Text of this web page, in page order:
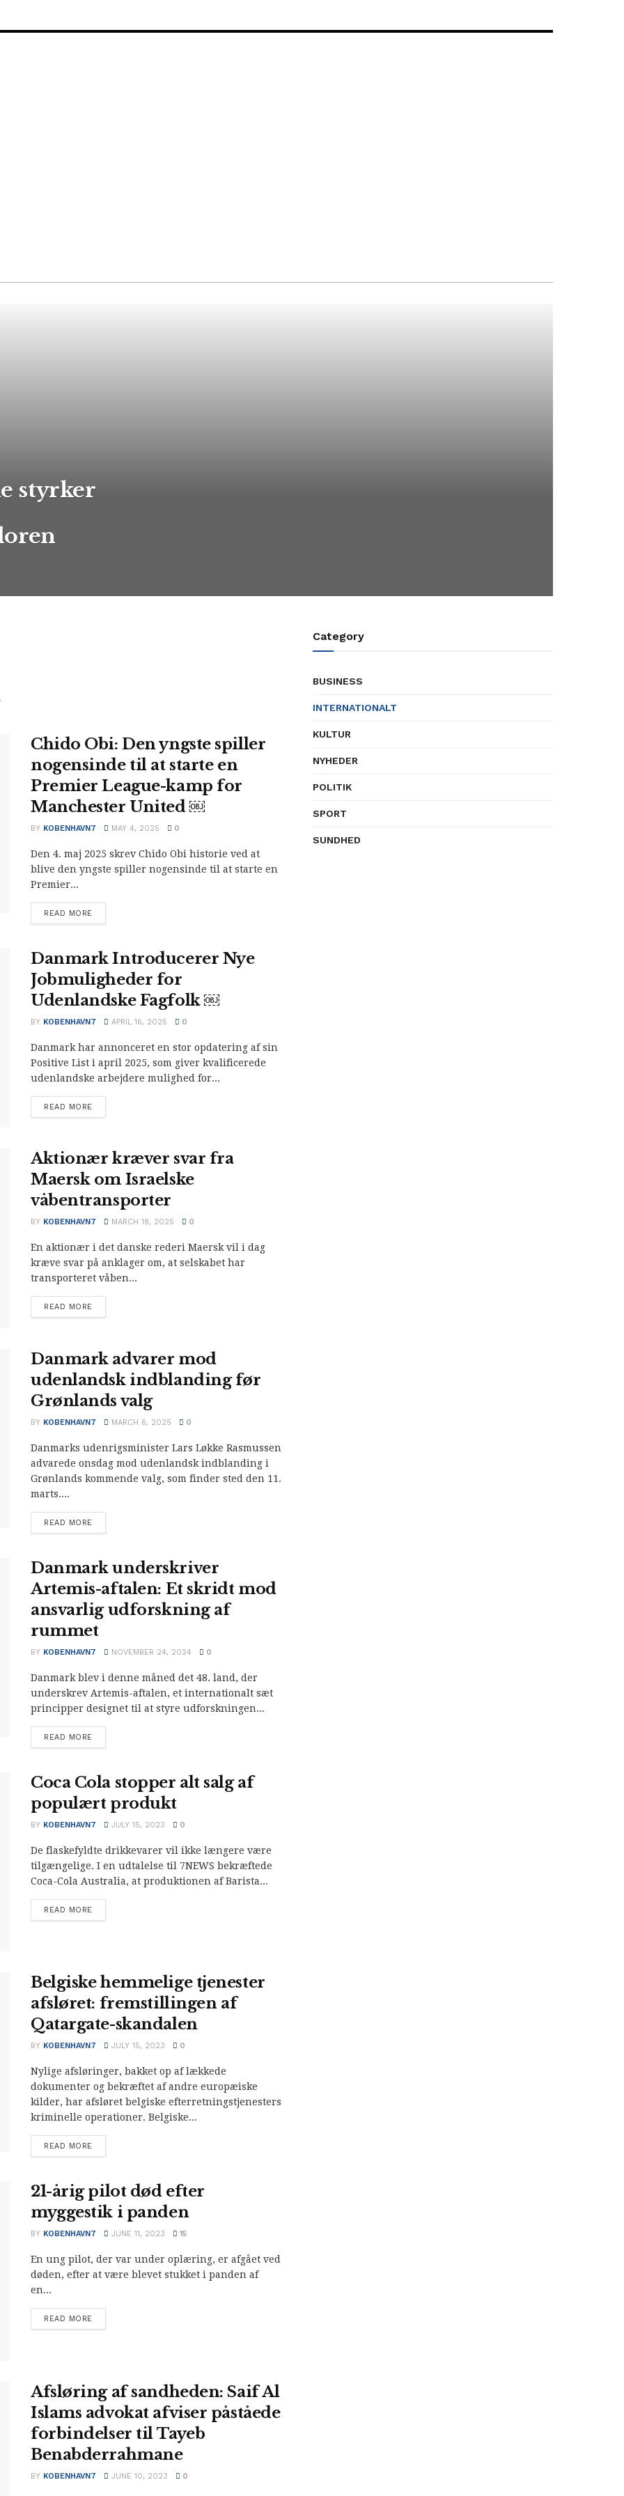
styrker
Chido Obi: Den yngste spiller
nogensinde til at starte en
Premier League-kamp for
Manchester United ￼
BY KOBENHAVN7 MAY 4, 2025 0
Den 4. maj 2025 skrev Chido Obi historie ved at
blive den yngste spiller nogensinde til at starte en
Premier...
READ MORE
Danmark Introducerer Nye
Jobmuligheder for
Udenlandske Fagfolk ￼
BY KOBENHAVN7 APRIL 16, 2025 0
Danmark har annonceret en stor opdatering af sin
Positive List i april 2025, som giver kvalificerede
udenlandske arbejdere mulighed for...
READ MORE
Aktionær kræver svar fra
Maersk om Israelske
våbentransporter
BY KOBENHAVN7 MARCH 18, 2025 0
En aktionær i det danske rederi Maersk vil i dag
kræve svar på anklager om, at selskabet har
transporteret våben...
READ MORE
Danmark advarer mod
udenlandsk indblanding før
Grønlands valg
BY KOBENHAVN7 MARCH 6, 2025 0
Danmarks udenrigsminister Lars Løkke Rasmussen
advarede onsdag mod udenlandsk indblanding i
Grønlands kommende valg, som finder sted den 11.
marts....
READ MORE
Danmark underskriver
Artemis-aftalen: Et skridt mod
ansvarlig udforskning af
rummet
BY KOBENHAVN7 NOVEMBER 24, 2024 0
Danmark blev i denne måned det 48. land, der
underskrev Artemis-aftalen, et internationalt sæt
principper designet til at styre udforskningen...
READ MORE
Coca Cola stopper alt salg af
populært produkt
BY KOBENHAVN7 JULY 15, 2023 0
De flaskefyldte drikkevarer vil ikke længere være
tilgængelige. I en udtalelse til 7NEWS bekræftede
Coca-Cola Australia, at produktionen af Barista...
READ MORE
Belgiske hemmelige tjenester
afsløret: fremstillingen af
Qatargate-skandalen
BY KOBENHAVN7 JULY 15, 2023 0
Nylige afsløringer, bakket op af lækkede
dokumenter og bekræftet af andre europæiske
kilder, har afsløret belgiske efterretningstjenesters
kriminelle operationer. Belgiske...
READ MORE
21-årig pilot død efter
myggestik i panden
BY KOBENHAVN7 JUNE 11, 2023 15
En ung pilot, der var under oplæring, er afgået ved
døden, efter at være blevet stukket i panden af
en...
READ MORE
Afsløring af sandheden: Saif Al
Islams advokat afviser påståede
forbindelser til Tayeb
Benabderrahmane
BY KOBENHAVN7 JUNE 10, 2023 0
Category
BUSINESS
INTERNATIONALT
KULTUR
NYHEDER
POLITIK
SPORT
SUNDHED